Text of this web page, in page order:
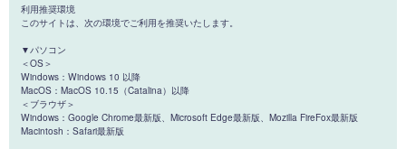
利用推奨環境
このサイトは、次の環境でご利用を推奨いたします。
▼パソコン
＜OS＞
Windows：Windows 10 以降
MacOS：MacOS 10.15（Catalina）以降
＜ブラウザ＞
Windows：Google Chrome最新版、Microsoft Edge最新版、Mozilla FireFox最新版
Macintosh：Safari最新版